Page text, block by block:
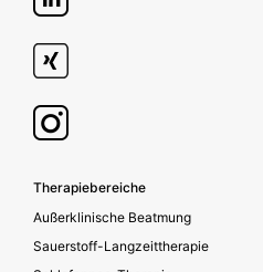
Footer secondary
Therapiebereiche
Außerklinische Beatmung
Sauerstoff-Langzeittherapie